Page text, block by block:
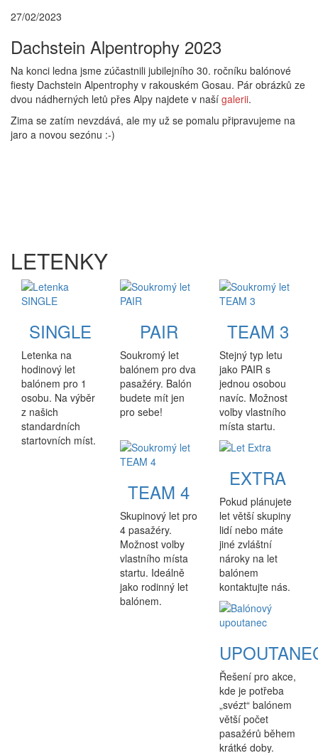
27/02/2023
Dachstein Alpentrophy 2023
Na konci ledna jsme zúčastnili jubilejního 30. ročníku balónové
fiesty Dachstein Alpentrophy v rakouském Gosau. Pár obrázků ze
dvou nádherných letů přes Alpy najdete v naší galerii.
Zima se zatím nevzdává, ale my už se pomalu připravujeme na
jaro a novou sezónu :-)
LETENKY
SINGLE
Letenka na
hodinový let
balónem pro 1
osobu. Na výběr
z našich
standardních
startovních míst.
PAIR
Soukromý let
balónem pro dva
pasažéry. Balón
budete mít jen
pro sebe!
TEAM 3
Stejný typ letu
jako PAIR s
jednou osobou
navíc. Možnost
volby vlastního
místa startu.
TEAM 4
Skupinový let pro
4 pasažéry.
Možnost volby
vlastního místa
startu. Ideálně
jako rodinný let
balónem.
EXTRA
Pokud plánujete
let větší skupiny
lidí nebo máte
jiné zvláštní
nároky na let
balónem
kontaktujte nás.
Řešení pro akce,
kde je potřeba
„svézt“ balónem
větší počet
pasažérů během
krátké doby.